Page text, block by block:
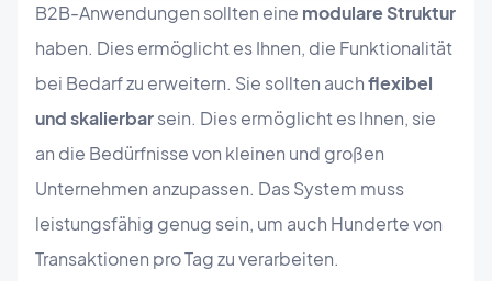
B2B-Anwendungen sollten eine modulare Struktur
haben. Dies ermöglicht es Ihnen, die Funktionalität
bei Bedarf zu erweitern. Sie sollten auchflexibel
und skalierbarsein. Dies ermöglicht es Ihnen, sie
an die Bedürfnisse von kleinen und großen
Unternehmen anzupassen. Das System muss
leistungsfähig genug sein, um auch Hunderte von
Transaktionen pro Tag zu verarbeiten.